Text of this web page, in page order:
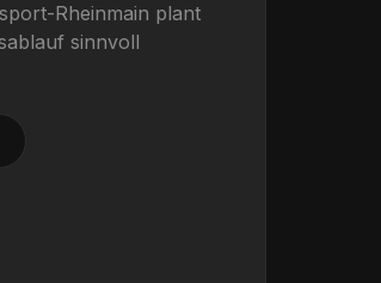
Rheinmain plant
sinnvoll